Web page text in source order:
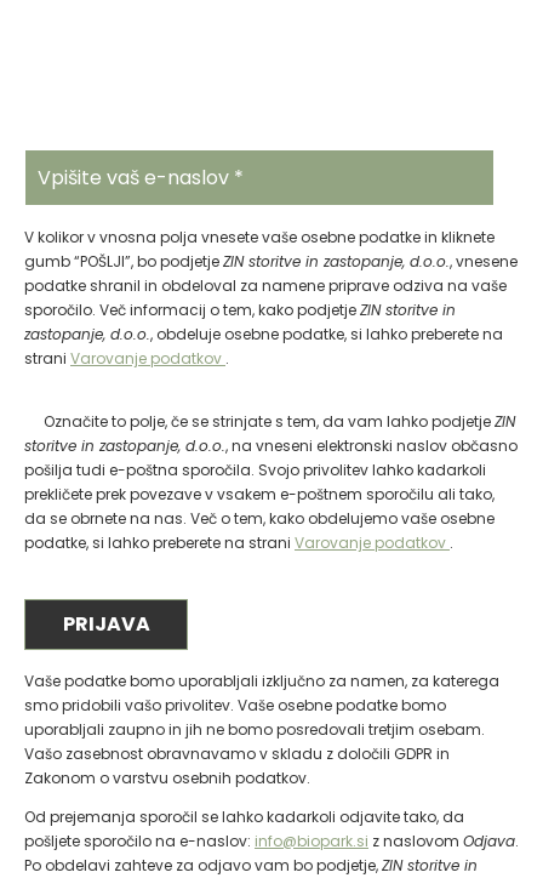
V kolikor v vnosna polja vnesete vaše osebne podatke in kliknete
gumb “POŠLJI”, bo podjetjeZIN storitve in zastopanje, d.o.o., vnesene
podatke shranil in obdeloval za namene priprave odziva na vaše
sporočilo. Več informacij o tem, kako podjetjeZIN storitve in
zastopanje, d.o.o., obdeluje osebne podatke, si lahko preberete na
strani Varovanje podatkov .
Označite to polje, če se strinjate s tem, da vam lahko podjetjeZIN
storitve in zastopanje, d.o.o., na vneseni elektronski naslov občasno
pošilja tudi e-poštna sporočila. Svojo privolitev lahko kadarkoli
prekličete prek povezave v vsakem e-poštnem sporočilu ali tako,
da se obrnete na nas. Več o tem, kako obdelujemo vaše osebne
podatke, si lahko preberete na strani Varovanje podatkov .
Vaše podatke bomo uporabljali izključno za namen, za katerega
smo pridobili vašo privolitev. Vaše osebne podatke bomo
uporabljali zaupno in jih ne bomo posredovali tretjim osebam.
Vašo zasebnost obravnavamo v skladu z določili GDPR in
Zakonom o varstvu osebnih podatkov.
Od prejemanja sporočil se lahko kadarkoli odjavite tako, da
pošljete sporočilo na e-naslov: info@biopark.si z naslovom Odjava.
Po obdelavi zahteve za odjavo vam bo podjetje,ZIN storitve in